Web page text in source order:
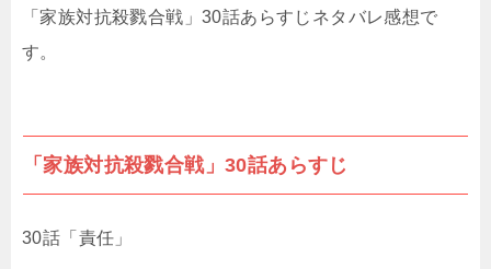
「家族対抗殺戮合戦」30話あらすじネタバレ感想で
す。
「家族対抗殺戮合戦」30話あらすじ
30話「責任」